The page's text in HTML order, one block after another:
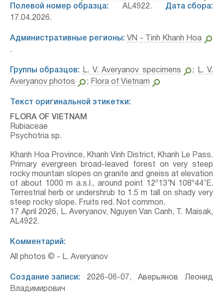
Полевой номер образца: AL4922. Дата сбора:
17.04.2026.
Административные регионы: VN - Tinh Khanh Hoa
.
Группы образцов: L. V. Averyanov specimens ;
L. V.
Averyanov photos
; Flora of Vietnam
Текст оригинальной этикетки:
FLORA OF VIETNAM
Rubiaceae
Psychotria sp.
Khanh Hoa Province, Khanh Vinh District, Khanh Le Pass.
Primary evergreen broad-leaved forest on very steep
rocky mountain slopes on granite and gneiss at elevation
of about 1000 m a.s.l., around point 12º13’N 108º44’E.
Terrestrial herb or undershrub to 1.5 m tall on shady very
steep rocky slope. Fruits red. Not common.
17 April 2026, L. Averyanov, Nguyen Van Canh, T. Maisak,
АL4922.
Комментарий:
All photos © - L. Averyanov
Создание записи: 2026-06-07, Аверьянов Леонид
Владимирович